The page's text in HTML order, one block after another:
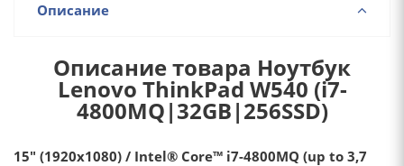
Описание
Описание товара Ноутбук
Lenovo ThinkPad W540 (i7-
4800MQ|32GB|256SSD)
15" (1920х1080) / Intel® Core™ i7-4800MQ (up to 3,7